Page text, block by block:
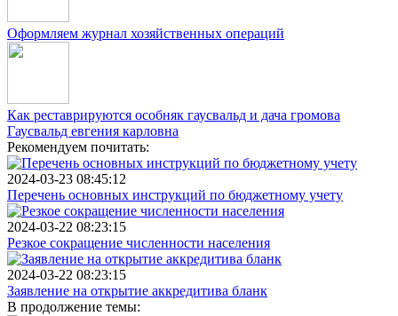
Оформляем журнал хозяйственных операций
Как реставрируются особняк гаусвальд и дача громова
Гаусвальд евгения карловна
Рекомендуем почитать:
2024-03-23 08:45:12
Перечень основных инструкций по бюджетному учету
2024-03-22 08:23:15
Резкое сокращение численности населения
2024-03-22 08:23:15
Заявление на открытие аккредитива бланк
В продолжение темы: